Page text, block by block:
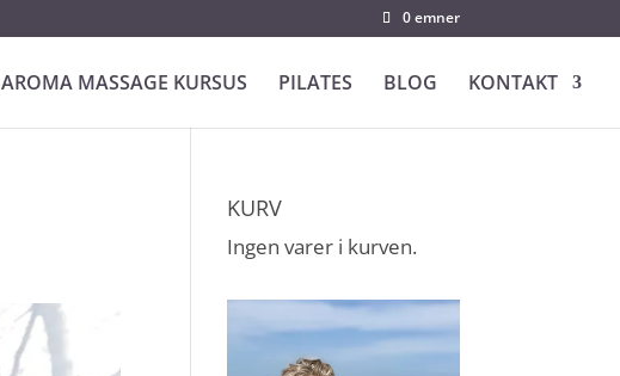
0 emner
AROMA MASSAGE KURSUS PILATES BLOG KONTAKT
KURV
Ingen varer i kurven.